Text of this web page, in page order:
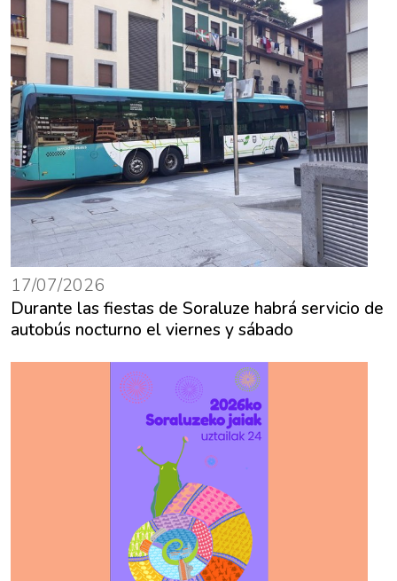
17/07/2026
Durante las fiestas de Soraluze habrá servicio de
autobús nocturno el viernes y sábado